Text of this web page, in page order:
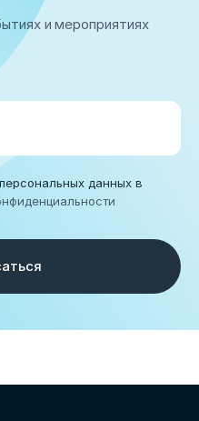
и мероприятиях
данных в